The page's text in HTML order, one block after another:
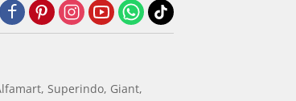
Superindo, Giant,